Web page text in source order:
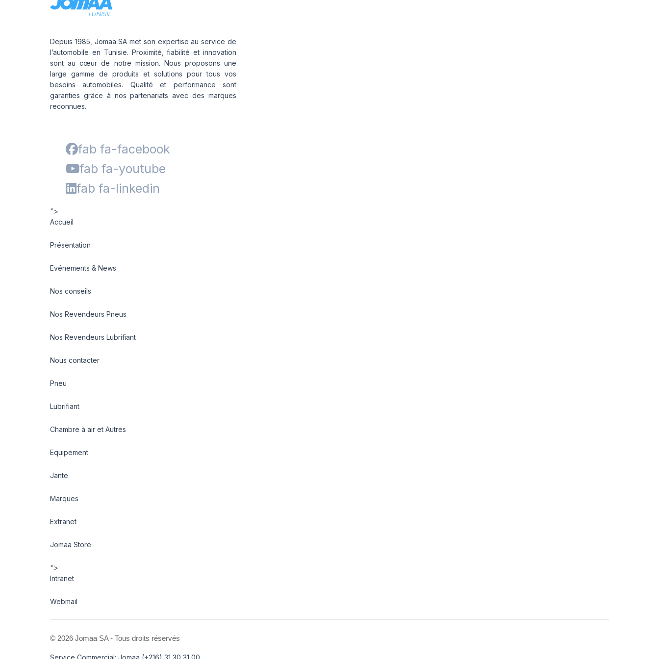
Depuis 1985, Jomaa SA met son expertise au service de
l’automobile en Tunisie. Proximité, fiabilité et innovation
sont au cœur de notre mission. Nous proposons une
large gamme de produits et solutions pour tous vos
besoins automobiles. Qualité et performance sont
garanties grâce à nos partenariats avec des marques
reconnues.
fab fa-facebook
fab fa-youtube
fab fa-linkedin
">
Accueil
Présentation
Evénements & News
Nos conseils
Nos Revendeurs Pneus
Nos Revendeurs Lubrifiant
Nous contacter
Pneu
Lubrifiant
Chambre à air et Autres
Equipement
Jante
Marques
Extranet
Jomaa Store
">
Intranet
Webmail
© 2026 Jomaa SA - Tous droits réservés
Service Commercial: Jomaa (+216) 31 30 31 00